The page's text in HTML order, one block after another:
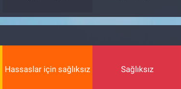
Hassaslar için sağlıksız Sağlıksız